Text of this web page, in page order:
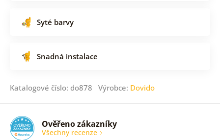
Syté barvy
Snadná instalace
Katalogové číslo: do878 Výrobce: Dovido
Ověřeno zákazníky
Všechny recenze